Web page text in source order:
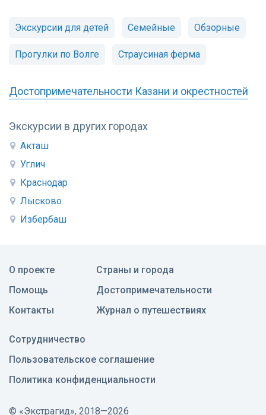
Экскурсии в других городах
Акташ
Углич
Краснодар
Лысково
Избербаш
Экскурсии для детей Семейные Обзорные
Прогулки по Волге Страусиная ферма
Достопримечательности Казани и окрестностей
О проекте
Помощь
Контакты
Страны и города
Достопримечательности
Журнал о путешествиях
Сотрудничество
Пользовательское соглашение
Политика конфиденциальности
© «Экстрагид», 2018—2026